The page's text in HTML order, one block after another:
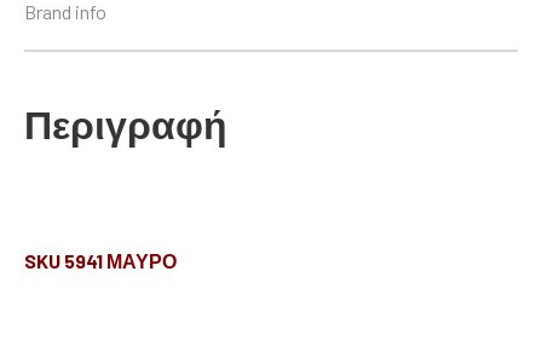
Brand info
Περιγραφή
SKU 5941 ΜΑΥΡΟ